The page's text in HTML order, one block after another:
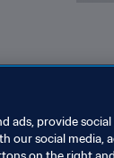
ads, provide
our social media,